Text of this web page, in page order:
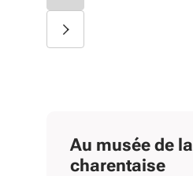
Diapositive suivante
Au musée de la
charentaise